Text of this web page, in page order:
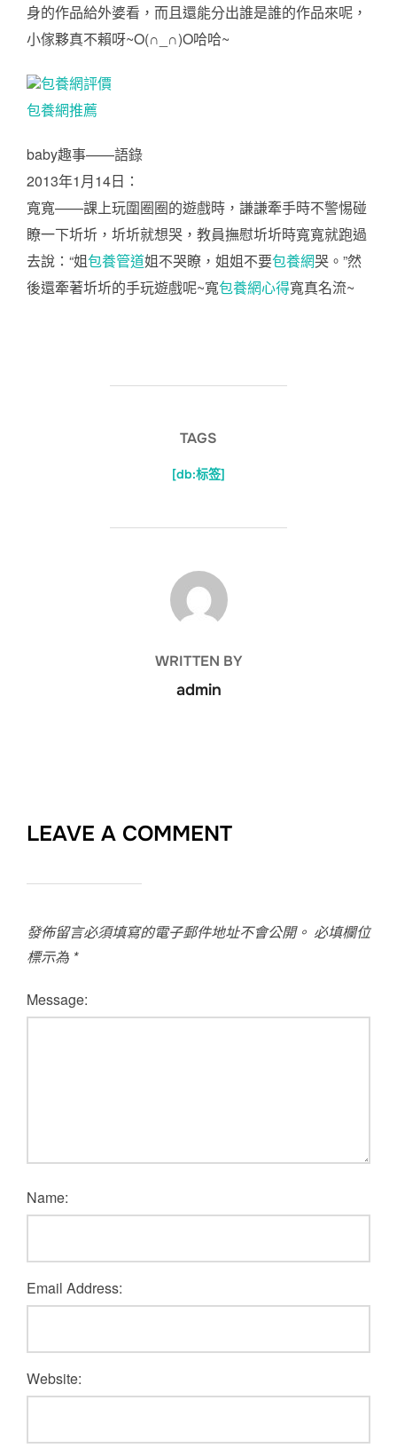
身的作品給外婆看，而且還能分出誰是誰的作品來呢，
小傢夥真不賴呀~O(∩_∩)O哈哈~
包養網評價
包養網推薦
baby趣事——語錄
2013年1月14日：
寬寬——課上玩圍圈圈的遊戲時，謙謙牽手時不警惕碰
瞭一下圻圻，圻圻就想哭，教員撫慰圻圻時寬寬就跑過
去說：“姐包養管道姐不哭瞭，姐姐不要包養網哭。”然
後還牽著圻圻的手玩遊戲呢~寬包養網心得寬真名流~
TAGS
[db:标签]
POST AUTHOR
WRITTEN BY
admin
LEAVE A COMMENT
發佈留言必須填寫的電子郵件地址不會公開。 必填欄位
標示為 *
Message:
Name:
Email Address:
Website: